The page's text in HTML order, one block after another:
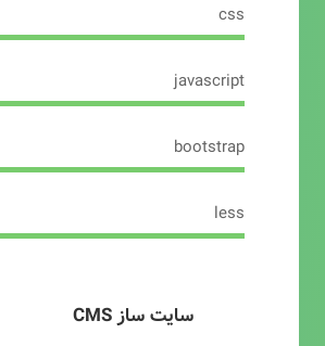
css
javascript
bootstrap
less
سایت ساز CMS